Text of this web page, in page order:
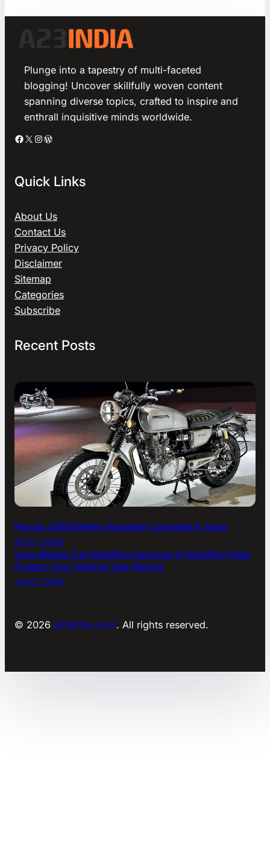
Plunge into a tapestry of multi-faceted
blogging! Uncover skillfully woven content
spanning diverse topics, crafted to inspire and
enthrall inquisitive minds worldwide.
Facebook X Instagram WordPress
Quick Links
About Us
Contact Us
Privacy Policy
Disclaimer
Sitemap
Categories
Subscribe
Recent Posts
Honda CB500 Retro Roadster Unveiled in India
Jul 27, 2026
How Mobile Car Detailing Services in Hamilton Help
Protect Your Vehicle Year-Round
Jul 27, 2026
© 2026 a23india.com. All rights reserved.